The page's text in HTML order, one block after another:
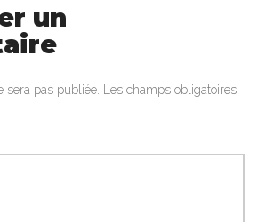
un
sera pas publiée. Les champs obligatoires